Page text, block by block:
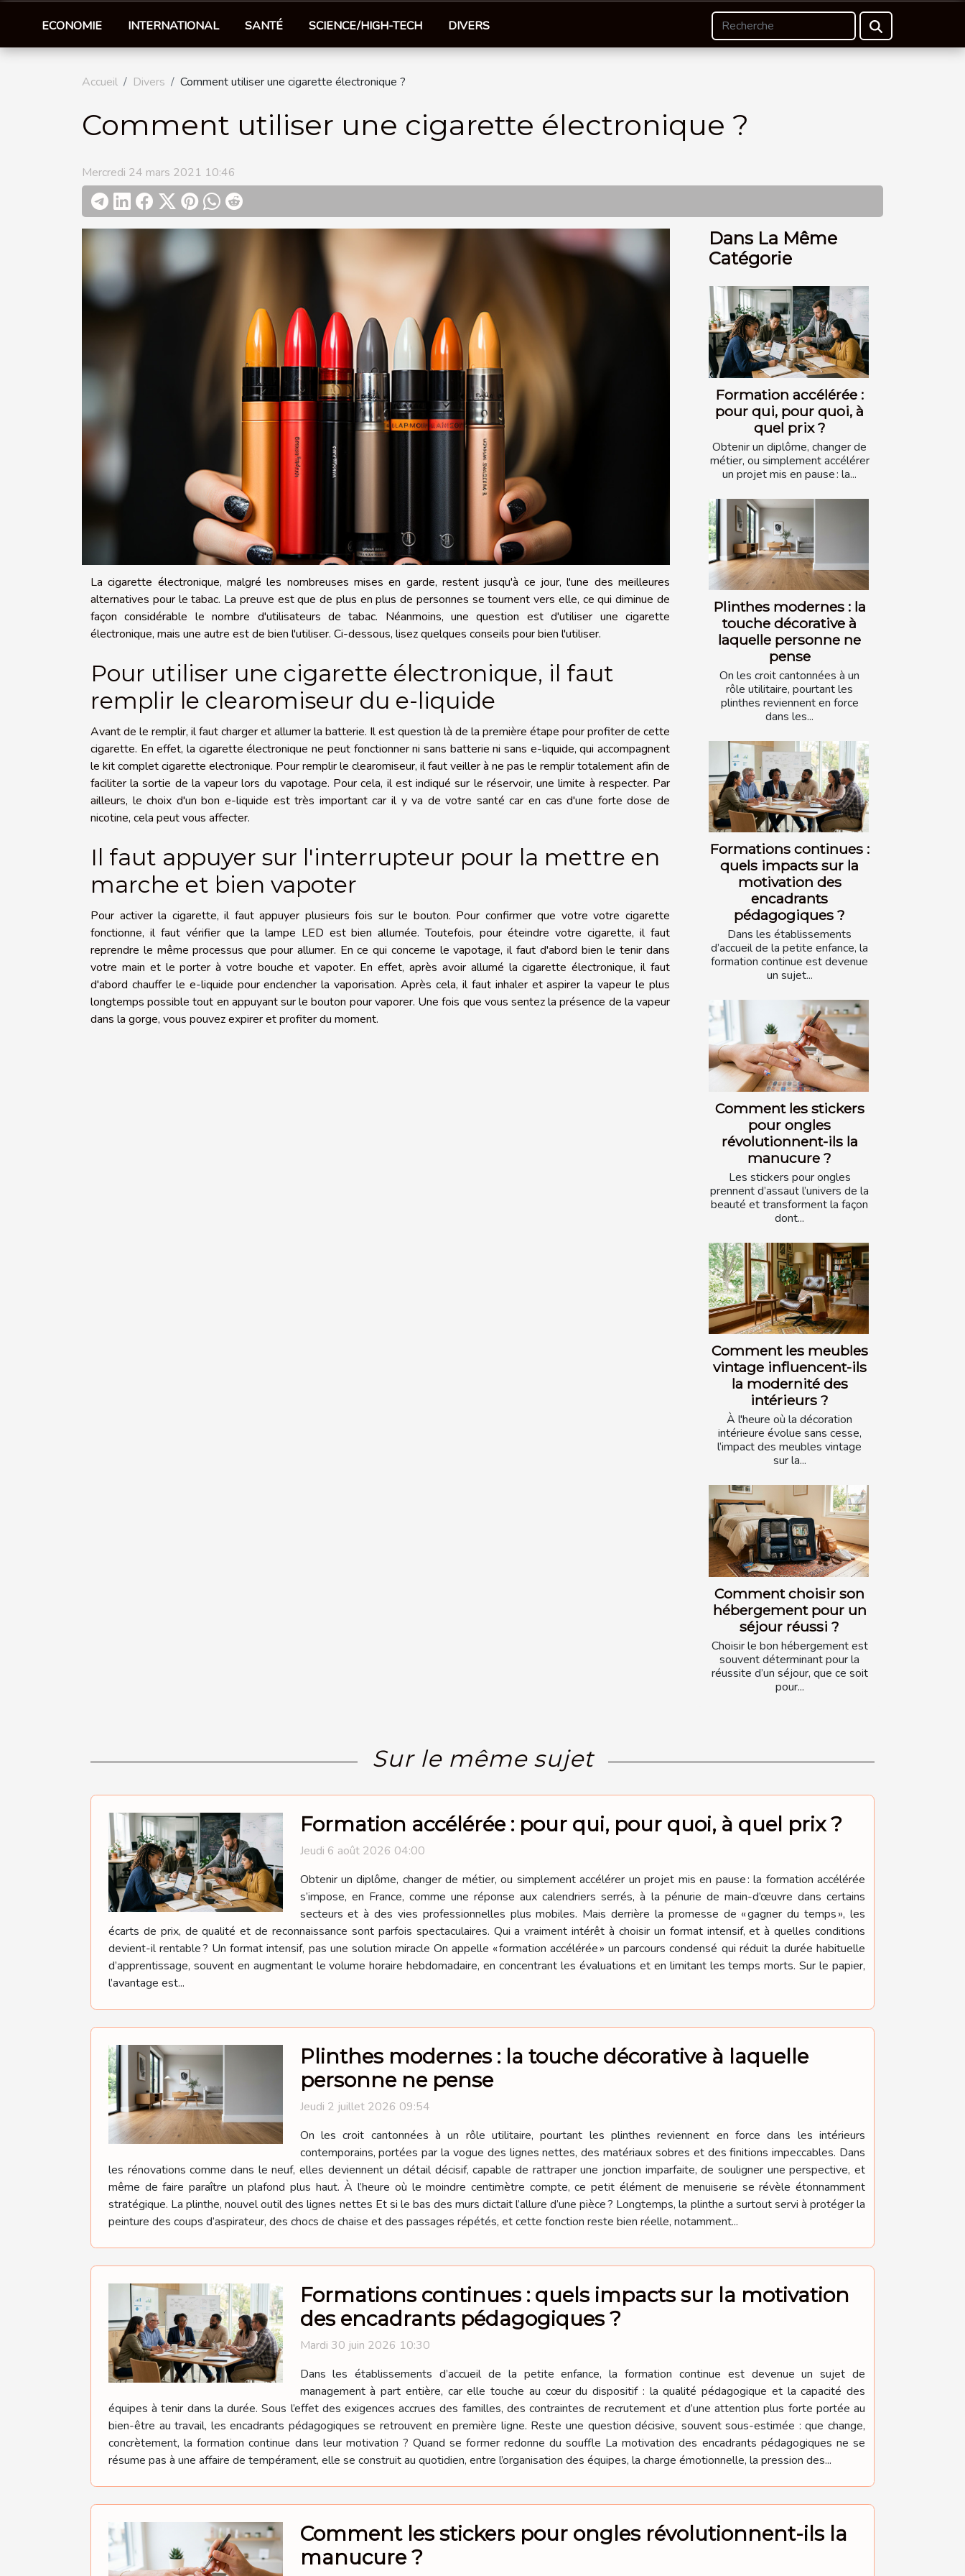
ECONOMIE INTERNATIONAL SANTÉ SCIENCE/HIGH-TECH DIVERS
Accueil Divers Comment utiliser une cigarette électronique ?
Comment utiliser une cigarette électronique ?
Mercredi 24 mars 2021 10:46
La cigarette électronique, malgré les nombreuses mises en garde, restent jusqu'à ce jour, l'une des meilleures
alternatives pour le tabac. La preuve est que de plus en plus de personnes se tournent vers elle, ce qui diminue de
façon considérable le nombre d'utilisateurs de tabac. Néanmoins, une question est d'utiliser une cigarette
électronique, mais une autre est de bien l'utiliser. Ci-dessous, lisez quelques conseils pour bien l'utiliser.
Pour utiliser une cigarette électronique, il faut
remplir le clearomiseur du e-liquide
Avant de le remplir, il faut charger et allumer la batterie. Il est question là de la première étape pour profiter de cette
cigarette. En effet, la cigarette électronique ne peut fonctionner ni sans batterie ni sans e-liquide, qui accompagnent
le kit complet cigarette electronique. Pour remplir le clearomiseur, il faut veiller à ne pas le remplir totalement afin de
faciliter la sortie de la vapeur lors du vapotage. Pour cela, il est indiqué sur le réservoir, une limite à respecter. Par
ailleurs, le choix d'un bon e-liquide est très important car il y va de votre santé car en cas d'une forte dose de
nicotine, cela peut vous affecter.
Il faut appuyer sur l'interrupteur pour la mettre en
marche et bien vapoter
Pour activer la cigarette, il faut appuyer plusieurs fois sur le bouton. Pour confirmer que votre votre cigarette
fonctionne, il faut vérifier que la lampe LED est bien allumée. Toutefois, pour éteindre votre cigarette, il faut
reprendre le même processus que pour allumer. En ce qui concerne le vapotage, il faut d'abord bien le tenir dans
votre main et le porter à votre bouche et vapoter. En effet, après avoir allumé la cigarette électronique, il faut
d'abord chauffer le e-liquide pour enclencher la vaporisation. Après cela, il faut inhaler et aspirer la vapeur le plus
longtemps possible tout en appuyant sur le bouton pour vaporer. Une fois que vous sentez la présence de la vapeur
dans la gorge, vous pouvez expirer et profiter du moment.
Dans La Même
Catégorie
Formation accélérée :
pour qui, pour quoi, à
quel prix ?
Obtenir un diplôme, changer de
métier, ou simplement accélérer
un projet mis en pause : la...
Plinthes modernes : la
touche décorative à
laquelle personne ne
pense
On les croit cantonnées à un
rôle utilitaire, pourtant les
plinthes reviennent en force
dans les...
Formations continues :
quels impacts sur la
motivation des
encadrants
pédagogiques ?
Dans les établissements
d’accueil de la petite enfance, la
formation continue est devenue
un sujet...
Comment les stickers
pour ongles
révolutionnent-ils la
manucure ?
Les stickers pour ongles
prennent d’assaut l’univers de la
beauté et transforment la façon
dont...
Comment les meubles
vintage influencent-ils
la modernité des
intérieurs ?
À l'heure où la décoration
intérieure évolue sans cesse,
l’impact des meubles vintage
sur la...
Comment choisir son
hébergement pour un
séjour réussi ?
Choisir le bon hébergement est
souvent déterminant pour la
réussite d’un séjour, que ce soit
pour...
Sur le même sujet
Formation accélérée : pour qui, pour quoi, à quel prix ?
Jeudi 6 août 2026 04:00
Obtenir un diplôme, changer de métier, ou simplement accélérer un projet mis en pause : la formation accélérée
s’impose, en France, comme une réponse aux calendriers serrés, à la pénurie de main-d’œuvre dans certains
secteurs et à des vies professionnelles plus mobiles. Mais derrière la promesse de « gagner du temps », les
écarts de prix, de qualité et de reconnaissance sont parfois spectaculaires. Qui a vraiment intérêt à choisir un format intensif, et à quelles conditions
devient-il rentable ? Un format intensif, pas une solution miracle On appelle « formation accélérée » un parcours condensé qui réduit la durée habituelle
d’apprentissage, souvent en augmentant le volume horaire hebdomadaire, en concentrant les évaluations et en limitant les temps morts. Sur le papier,
l’avantage est...
Plinthes modernes : la touche décorative à laquelle
personne ne pense
Jeudi 2 juillet 2026 09:54
On les croit cantonnées à un rôle utilitaire, pourtant les plinthes reviennent en force dans les intérieurs
contemporains, portées par la vogue des lignes nettes, des matériaux sobres et des finitions impeccables. Dans
les rénovations comme dans le neuf, elles deviennent un détail décisif, capable de rattraper une jonction imparfaite, de souligner une perspective, et
même de faire paraître un plafond plus haut. À l’heure où le moindre centimètre compte, ce petit élément de menuiserie se révèle étonnamment
stratégique. La plinthe, nouvel outil des lignes nettes Et si le bas des murs dictait l’allure d’une pièce ? Longtemps, la plinthe a surtout servi à protéger la
peinture des coups d’aspirateur, des chocs de chaise et des passages répétés, et cette fonction reste bien réelle, notamment...
Formations continues : quels impacts sur la motivation
des encadrants pédagogiques ?
Mardi 30 juin 2026 10:30
Dans les établissements d’accueil de la petite enfance, la formation continue est devenue un sujet de
management à part entière, car elle touche au cœur du dispositif : la qualité pédagogique et la capacité des
équipes à tenir dans la durée. Sous l’effet des exigences accrues des familles, des contraintes de recrutement et d’une attention plus forte portée au
bien-être au travail, les encadrants pédagogiques se retrouvent en première ligne. Reste une question décisive, souvent sous-estimée : que change,
concrètement, la formation continue dans leur motivation ? Quand se former redonne du souffle La motivation des encadrants pédagogiques ne se
résume pas à une affaire de tempérament, elle se construit au quotidien, entre l’organisation des équipes, la charge émotionnelle, la pression des...
Comment les stickers pour ongles révolutionnent-ils la
manucure ?